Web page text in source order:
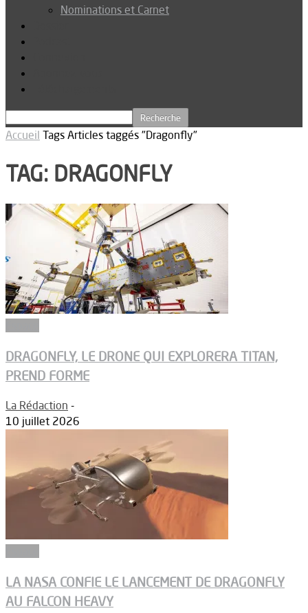
Nominations et Carnet
Accueil Tags Articles taggés "Dragonfly"
TAG: DRAGONFLY
DRAGONFLY, LE DRONE QUI EXPLORERA TITAN,
PREND FORME
La Rédaction -
10 juillet 2026
LA NASA CONFIE LE LANCEMENT DE DRAGONFLY
AU FALCON HEAVY